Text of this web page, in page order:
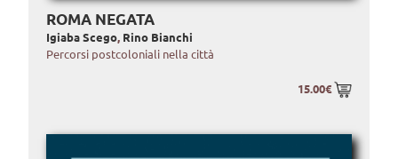
ROMA NEGATA
Igiaba Scego, Rino Bianchi
Percorsi postcoloniali nella città
15.00€